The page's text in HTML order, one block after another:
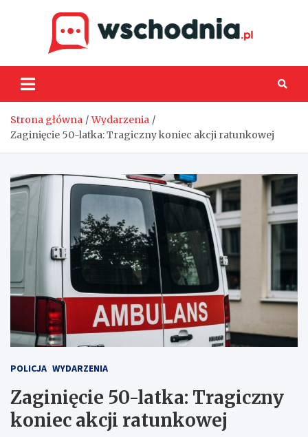
Strona główna
Wydarzenia
Zaginięcie 50-latka: Tragiczny koniec akcji ratunkowej
POLICJA WYDARZENIA
Zaginięcie 50-latka: Tragiczny
koniec akcji ratunkowej